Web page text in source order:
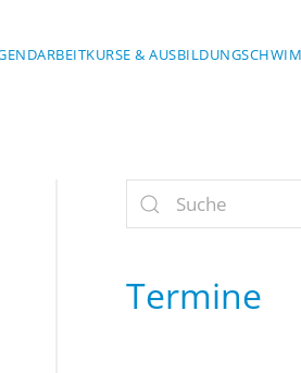
KURSE & AUSBILDUNG
Termine